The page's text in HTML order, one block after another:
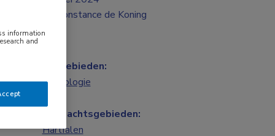
Constance de Koning
Vakgebieden:
Cardiologie
Aandachtsgebieden:
Hartfalen
information
and